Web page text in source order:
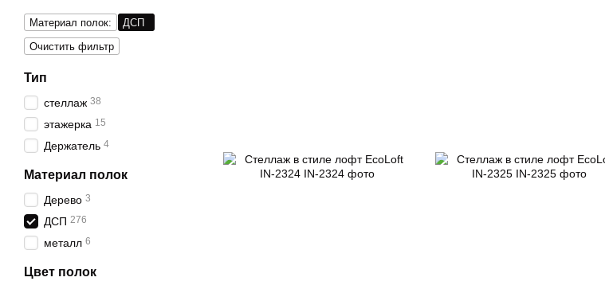
Материал полок:
ДСП
Очистить фильтр
Тип
стеллаж 38
этажерка 15
Держатель 4
Материал полок
Дерево 3
ДСП 276
металл 6
Цвет полок